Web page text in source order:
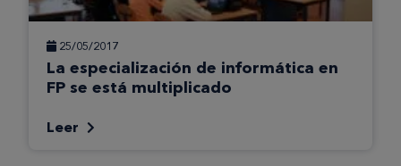
25/05/2017
La especialización de informática en
FP se está multiplicado
Leer